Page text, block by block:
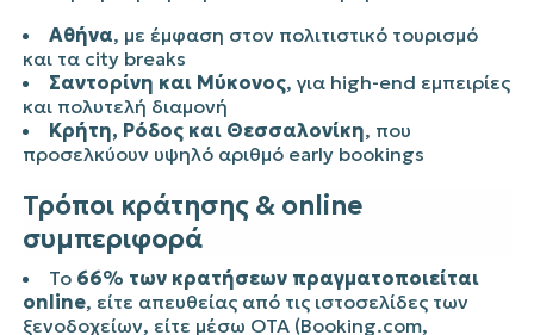
Αθήνα, με έμφαση στον πολιτιστικό τουρισμό
και τα city breaks
Σαντορίνη και Μύκονος, για high-end εμπειρίες
και πολυτελή διαμονή
Κρήτη, Ρόδος και Θεσσαλονίκη, που
προσελκύουν υψηλό αριθμό early bookings
Τρόποι κράτησης & online
συμπεριφορά
Το 66% των κρατήσεων πραγματοποιείται
online, είτε απευθείας από τις ιστοσελίδες των
ξενοδοχείων, είτε μέσω OTA (Booking.com,